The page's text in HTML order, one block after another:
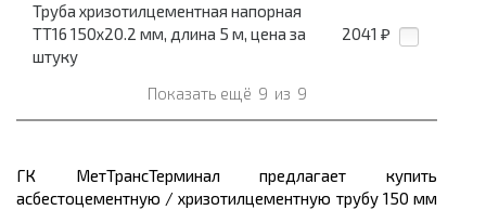
Труба хризотилцементная напорная
ТТ16 150x20.2 мм, длина 5 м, цена за
штуку
2041 ₽
Показать ещё 9 из 9
ГК МетТрансТерминал предлагает купить
асбестоцементную / хризотилцементную трубу 150 мм